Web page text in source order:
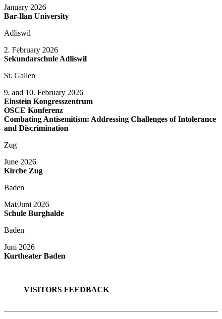
January 2026
Bar-Ilan University
Adliswil
2. February 2026
Sekundarschule Adliswil
St. Gallen
9. and 10. February 2026
Einstein Kongresszentrum
OSCE Konferenz
Combating Antisemitism: Addressing Challenges of Intolerance
and Discrimination
Zug
June 2026
Kirche Zug
Baden
Mai/Juni 2026
Schule Burghalde
Baden
Juni 2026
Kurtheater Baden
VISITORS FEEDBACK